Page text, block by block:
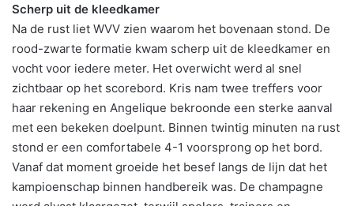
Scherp uit de kleedkamer
Na de rust liet WVV zien waarom het bovenaan stond. De
rood-zwarte formatie kwam scherp uit de kleedkamer en
vocht voor iedere meter. Het overwicht werd al snel
zichtbaar op het scorebord. Kris nam twee treffers voor
haar rekening en Angelique bekroonde een sterke aanval
met een bekeken doelpunt. Binnen twintig minuten na rust
stond er een comfortabele 4-1 voorsprong op het bord.
Vanaf dat moment groeide het besef langs de lijn dat het
kampioenschap binnen handbereik was. De champagne